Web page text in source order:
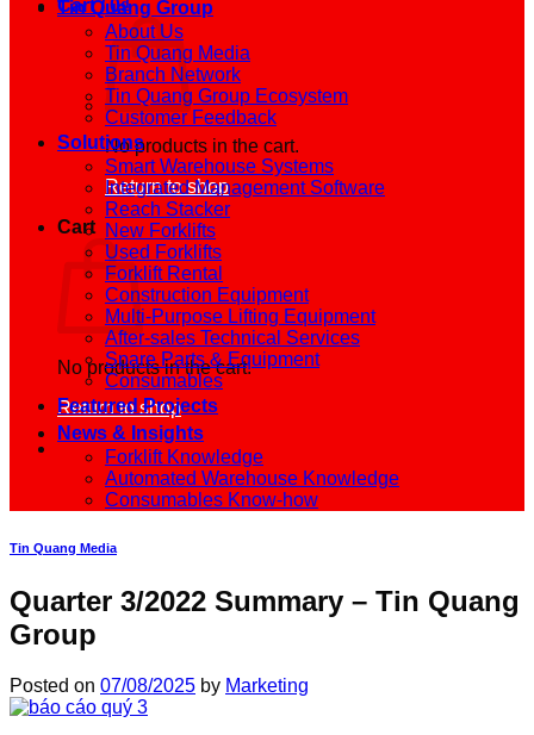
Cart /0₫
No products in the cart.
Return to shop
Cart
No products in the cart.
Return to shop
Tin Quang Group
About Us
Tin Quang Media
Branch Network
Tin Quang Group Ecosystem
Customer Feedback
Solutions
Smart Warehouse Systems
Integrated Management Software
Reach Stacker
New Forklifts
Used Forklifts
Forklift Rental
Construction Equipment
Multi-Purpose Lifting Equipment
After-sales Technical Services
Spare Parts & Equipment
Consumables
Featured Projects
News & Insights
Forklift Knowledge
Automated Warehouse Knowledge
Consumables Know-how
Tin Quang Media
Quarter 3/2022 Summary – Tin Quang
Group
Posted on 07/08/2025 by Marketing